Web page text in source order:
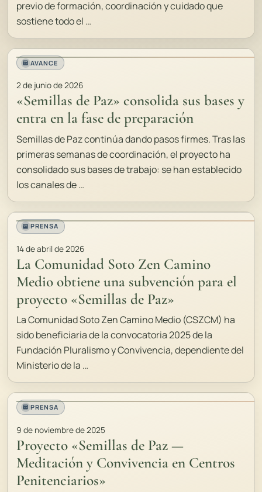
previo de formación, coordinación y cuidado que
sostiene todo el …
AVANCE
2 de junio de 2026
«Semillas de Paz» consolida sus bases y
entra en la fase de preparación
Semillas de Paz continúa dando pasos firmes. Tras las
primeras semanas de coordinación, el proyecto ha
consolidado sus bases de trabajo: se han establecido
los canales de …
PRENSA
14 de abril de 2026
La Comunidad Soto Zen Camino
Medio obtiene una subvención para el
proyecto «Semillas de Paz»
La Comunidad Soto Zen Camino Medio (CSZCM) ha
sido beneficiaria de la convocatoria 2025 de la
Fundación Pluralismo y Convivencia, dependiente del
Ministerio de la …
PRENSA
9 de noviembre de 2025
Proyecto «Semillas de Paz —
Meditación y Convivencia en Centros
Penitenciarios»